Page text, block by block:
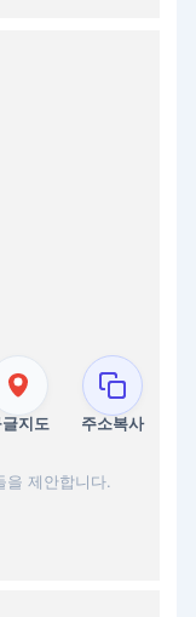
지도 주소복사
을 제안합니다.